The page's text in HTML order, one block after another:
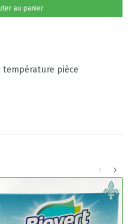
au panier
température pièce